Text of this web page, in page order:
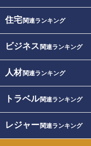
住宅関連ランキング
ビジネス 関連ランキング
人材関連ランキング
トラベル関連ランキング
レジャー関連ランキング